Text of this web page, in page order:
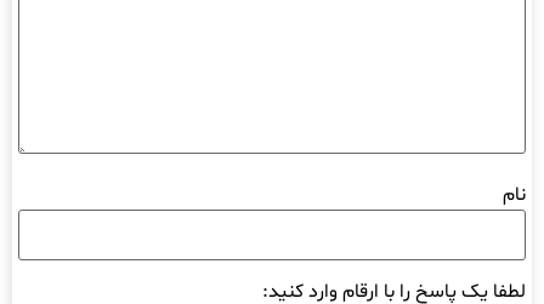
نام
لطفا یک پاسخ را با ارقام وارد کنید: